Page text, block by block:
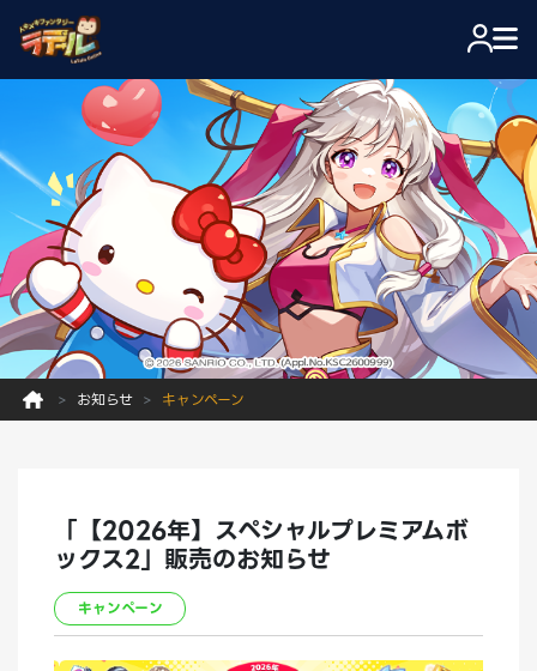
お知らせ キャンペーン
「【2026年】スペシャルプレミアムボ
ックス2」販売のお知らせ
キャンペーン